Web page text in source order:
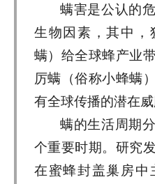
螨害是公认的
生物因素，其中，
螨）给全球蜂产业
厉螨（俗称小蜂螨
有全球传播的潜在威
螨的生活周期
个重要时期。研究
在蜜蜂封盖巢房中